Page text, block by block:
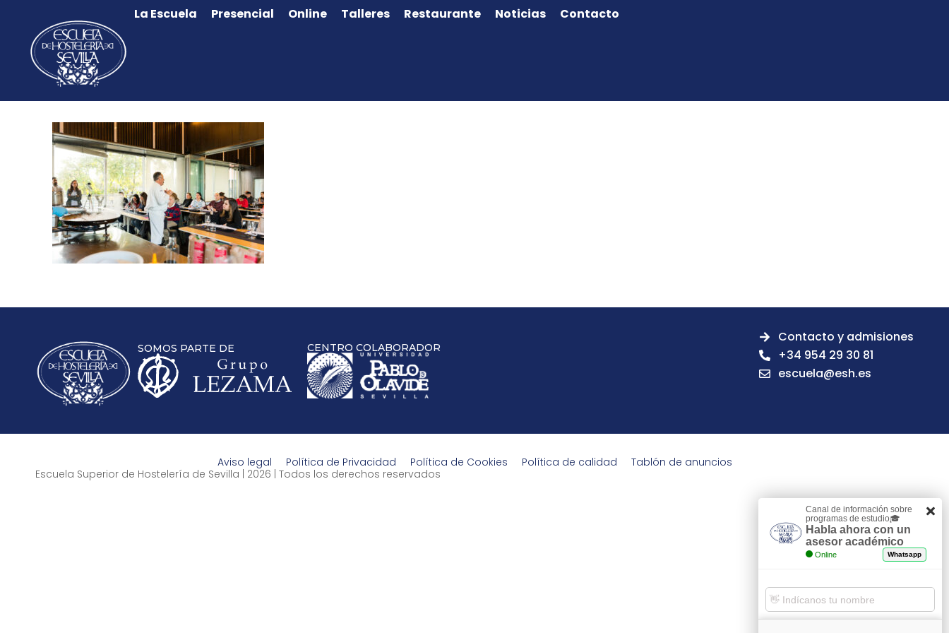
La Escuela Presencial Online Talleres Restaurante Noticias Contacto
SOMOS PARTE DE CENTRO COLABORADOR
Contacto y admisiones
+34 954 29 30 81
escuela@esh.es
Aviso legal Política de Privacidad Política de Cookies Política de calidad
Tablón de anuncios
Escuela Superior de Hostelería de Sevilla | 2026 | Todos los derechos reservados
Canal de información sobre
programas de estudio🎓
Habla ahora con un
asesor académico
Online Whatsapp